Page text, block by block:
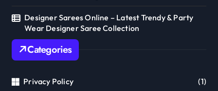
Designer Sarees Online – Latest Trendy & Party
Wear Designer Saree Collection
Categories
Privacy Policy (1)